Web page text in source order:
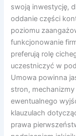
swoją inwestycję,
oddanie części
poziomu
funkcjonowanie
preferują rolę
uczestniczyć w
Umowa powinna
stron,
ewentualnego
klauzulach
prawa